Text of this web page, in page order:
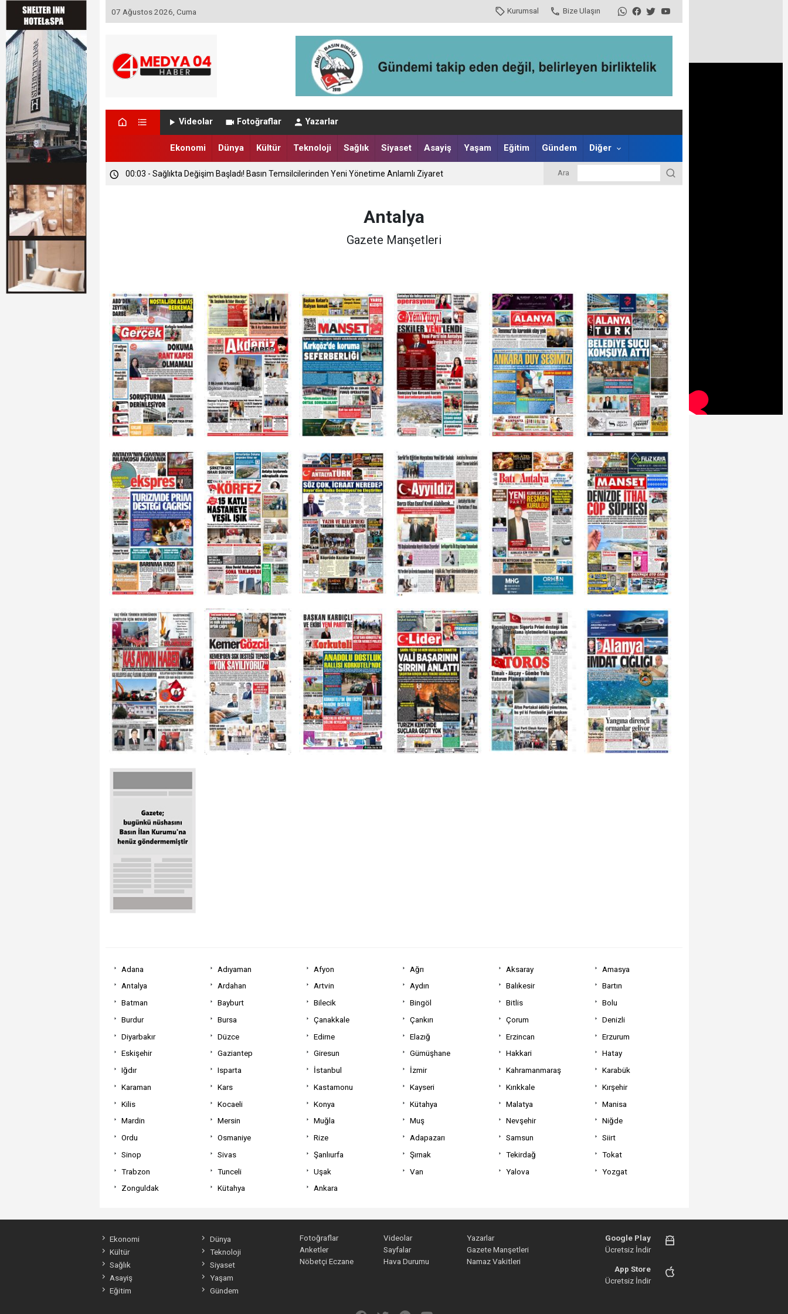
07 Ağustos 2026, Cuma Kurumsal Bize Ulaşın
Videolar Fotoğraflar Yazarlar
Ekonomi Dünya Kültür Teknoloji Sağlık Siyaset Asayiş Yaşam Eğitim Gündem Diğer
00:03 - Sağlıkta Değişim Başladı! Basın Temsilcilerinden Yeni Yönetime Anlamlı Ziyaret Ara
Antalya
Gazete Manşetleri
Adana Adıyaman Afyon Ağrı Aksaray
Amasya
Antalya
Ardahan Artvin Aydın Balıkesir
Bartın
Batman
Bayburt Bilecik Bingöl Bitlis
Bolu
Burdur
Bursa Çanakkale Çankırı Çorum
Denizli
Diyarbakır
Düzce Edirne Elazığ Erzincan
Erzurum
Eskişehir
Gaziantep Giresun Gümüşhane Hakkari
Hatay
Iğdır
Isparta İstanbul İzmir Kahramanmaraş
Karabük
Karaman
Kars Kastamonu Kayseri Kırıkkale
Kırşehir
Kilis
Kocaeli Konya Kütahya Malatya
Manisa
Mardin
Mersin Muğla Muş Nevşehir
Niğde
Ordu
Osmaniye Rize Adapazarı Samsun
Siirt
Sinop
Sivas Şanlıurfa Şırnak Tekirdağ
Tokat
Trabzon
Tunceli Uşak Van Yalova
Yozgat
Zonguldak
Kütahya Ankara
Ekonomi
Dünya
Kültür
Teknoloji
Sağlık
Siyaset
Asayiş
Yaşam
Eğitim
Gündem
Fotoğraflar Videolar
Yazarlar
Anketler
Sayfalar
Gazete Manşetleri
Nöbetçi Eczane
Hava Durumu Namaz Vakitleri
Google Play
Ücretsiz İndir
App Store
Ücretsiz İndir